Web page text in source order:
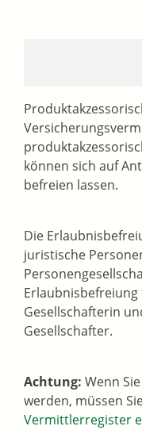
können sich auf
befreien lassen.
Die
juristische
Gesellschafterin
Gesellschafter.
Achtung: Wenn
werden, müssen
Vermittlerregister